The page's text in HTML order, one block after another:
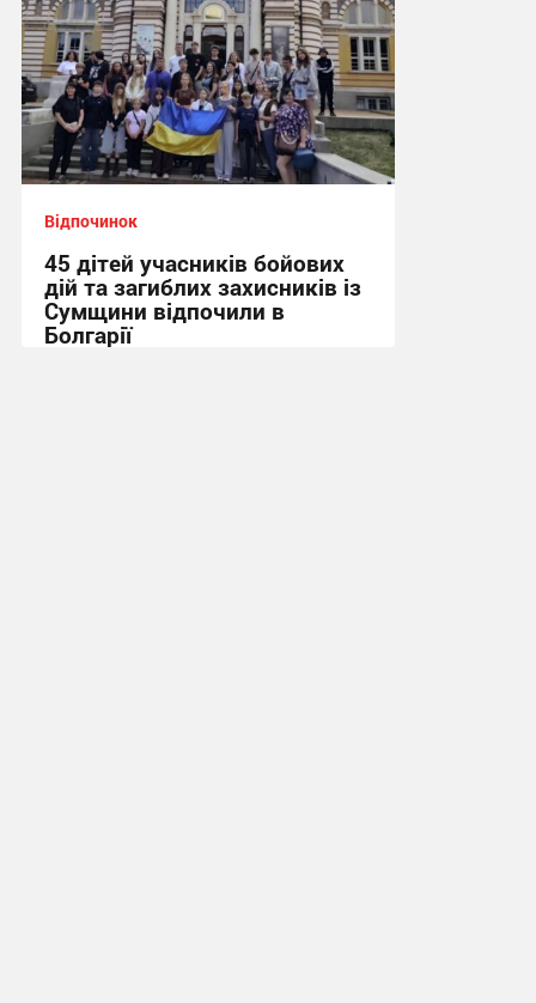
Відпочинок
45 дітей учасників бойових
дій та загиблих захисників із
Сумщини відпочили в
Болгарії